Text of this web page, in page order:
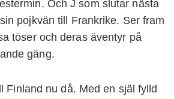
Och J som slutar nästa
pojkvän till Frankrike. Ser fram
töser och deras äventyr på
gäng.
Finland nu då. Med en själ fylld